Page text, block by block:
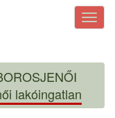
lakóingatlan